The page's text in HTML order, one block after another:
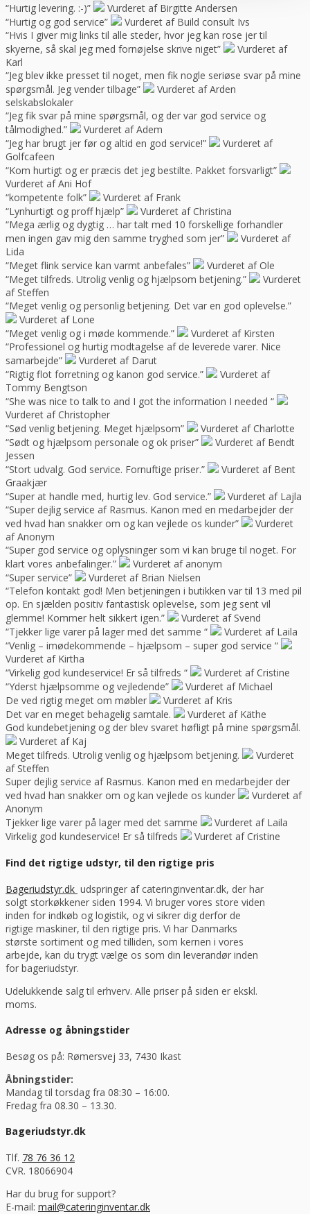
“Hurtig levering. :-)”
Vurderet af Birgitte Andersen
“Hurtig og god service”
Vurderet af Build consult Ivs
“Hvis I giver mig links til alle steder, hvor jeg kan rose jer til
skyerne, så skal jeg med fornøjelse skrive niget”
Vurderet af
Karl
“Jeg blev ikke presset til noget, men fik nogle seriøse svar på mine
spørgsmål. Jeg vender tilbage”
Vurderet af Arden
selskabslokaler
“Jeg fik svar på mine spørgsmål, og der var god service og
tålmodighed.”
Vurderet af Adem
“Jeg har brugt jer før og altid en god service!”
Vurderet af
Golfcafeen
“Kom hurtigt og er præcis det jeg bestilte. Pakket forsvarligt”
Vurderet af Ani Hof
“kompetente folk”
Vurderet af Frank
“Lynhurtigt og proff hjælp”
Vurderet af Christina
“Mega ærlig og dygtig … har talt med 10 forskellige forhandler
men ingen gav mig den samme tryghed som jer”
Vurderet af
Lida
“Meget flink service kan varmt anbefales”
Vurderet af Ole
“Meget tilfreds. Utrolig venlig og hjælpsom betjening.”
Vurderet
af Steffen
“Meget venlig og personlig betjening. Det var en god oplevelse.”
Vurderet af Lone
“Meget venlig og i møde kommende.”
Vurderet af Kirsten
“Professionel og hurtig modtagelse af de leverede varer. Nice
samarbejde”
Vurderet af Darut
“Rigtig flot forretning og kanon god service.”
Vurderet af
Tommy Bengtson
“She was nice to talk to and I got the information I needed “
Vurderet af Christopher
“Sød venlig betjening. Meget hjælpsom”
Vurderet af Charlotte
“Sødt og hjælpsom personale og ok priser”
Vurderet af Bendt
Jessen
“Stort udvalg. God service. Fornuftige priser.”
Vurderet af Bent
Graakjær
“Super at handle med, hurtig lev. God service.”
Vurderet af Lajla
“Super dejlig service af Rasmus. Kanon med en medarbejder der
ved hvad han snakker om og kan vejlede os kunder”
Vurderet
af Anonym
“Super god service og oplysninger som vi kan bruge til noget. For
klart vores anbefalinger.”
Vurderet af anonym
“Super service”
Vurderet af Brian Nielsen
“Telefon kontakt god! Men betjeningen i butikken var til 13 med pil
op. En sjælden positiv fantastisk oplevelse, som jeg sent vil
glemme! Kommer helt sikkert igen.”
Vurderet af Svend
“Tjekker lige varer på lager med det samme “
Vurderet af Laila
“Venlig – imødekommende – hjælpsom – super god service “
Vurderet af Kirtha
“Virkelig god kundeservice! Er så tilfreds “
Vurderet af Cristine
“Yderst hjælpsomme og vejledende”
Vurderet af Michael
De ved rigtig meget om møbler
Vurderet af Kris
Det var en meget behagelig samtale.
Vurderet af Käthe
God kundebetjening og der blev svaret høfligt på mine spørgsmål.
Vurderet af Kaj
Meget tilfreds. Utrolig venlig og hjælpsom betjening.
Vurderet
af Steffen
Super dejlig service af Rasmus. Kanon med en medarbejder der
ved hvad han snakker om og kan vejlede os kunder
Vurderet af
Anonym
Tjekker lige varer på lager med det samme
Vurderet af Laila
Virkelig god kundeservice! Er så tilfreds
Vurderet af Cristine
Find det rigtige udstyr, til den rigtige pris
Bageriudstyr.dk udspringer af cateringinventar.dk, der har
solgt storkøkkener siden 1994. Vi bruger vores store viden
inden for indkøb og logistik, og vi sikrer dig derfor de
rigtige maskiner, til den rigtige pris. Vi har Danmarks
største sortiment og med tilliden, som kernen i vores
arbejde, kan du trygt vælge os som din leverandør inden
for bageriudstyr.
Udelukkende salg til erhverv. Alle priser på siden er ekskl.
moms.
Adresse og åbningstider
Besøg os på: Rømersvej 33, 7430 Ikast
Åbningstider:
Mandag til torsdag fra 08:30 – 16:00.
Fredag fra 08.30 – 13.30.
Bageriudstyr.dk
Tlf. 78 76 36 12
CVR. 18066904
Har du brug for support?
E-mail: mail@cateringinventar.dk